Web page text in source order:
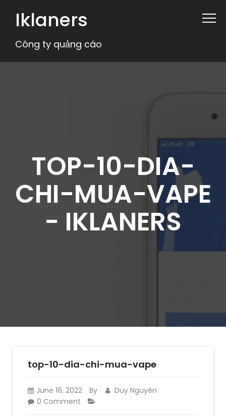
Iklaners
Công ty quảng cáo
TOP-10-DIA-
CHI-MUA-VAPE
- IKLANERS
top-10-dia-chi-mua-vape
June 16, 2022 By :
Duy Nguyên
0 Comment